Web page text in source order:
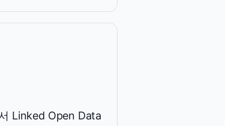
Linked Open Data